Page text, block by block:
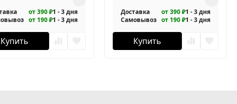
от 390 ₽1 - 3 дня
от 190 ₽1 - 3 дня
Купить
Доставка от 390 ₽1 - 3 дня
Самовывоз от 190 ₽1 - 3 дня
Купить